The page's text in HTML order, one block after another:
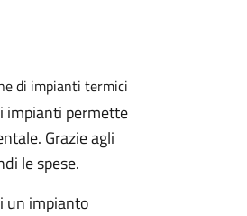
impianti permette
Grazie agli
le spese.
un impianto